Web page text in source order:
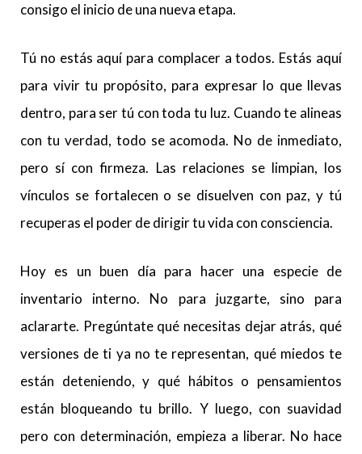
consigo el inicio de una nueva etapa.
Tú no estás aquí para complacer a todos. Estás aquí
para vivir tu propósito, para expresar lo que llevas
dentro, para ser tú con toda tu luz. Cuando te alineas
con tu verdad, todo se acomoda. No de inmediato,
pero sí con firmeza. Las relaciones se limpian, los
vínculos se fortalecen o se disuelven con paz, y tú
recuperas el poder de dirigir tu vida con consciencia.
Hoy es un buen día para hacer una especie de
inventario interno. No para juzgarte, sino para
aclararte. Pregúntate qué necesitas dejar atrás, qué
versiones de ti ya no te representan, qué miedos te
están deteniendo, y qué hábitos o pensamientos
están bloqueando tu brillo. Y luego, con suavidad
pero con determinación, empieza a liberar. No hace